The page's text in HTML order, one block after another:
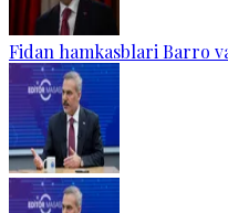
Fidan hamkasblari Barro